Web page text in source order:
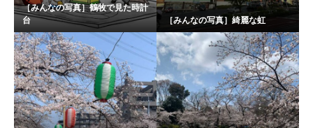
［みんなの写真］鶴牧で見た時計
台
［みんなの写真］綺麗な虹